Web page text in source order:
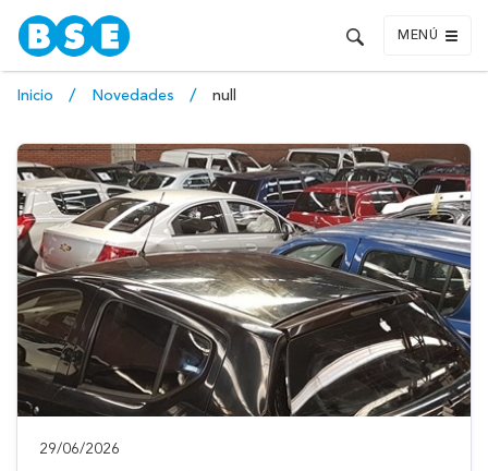
MENÚ
Inicio Novedades null
29/06/2026